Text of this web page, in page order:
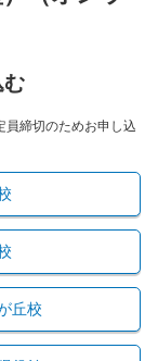
む
員締切のためお申し込
丘校